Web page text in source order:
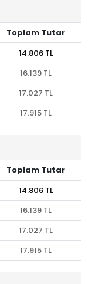
Toplam Tutar
14.806 TL
16.139 TL
17.027 TL
17.915 TL
Toplam Tutar
14.806 TL
16.139 TL
17.027 TL
17.915 TL